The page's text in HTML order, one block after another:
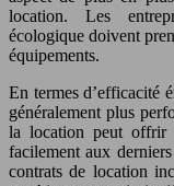
location. Les
écologique doivent
équipements.
En termes d’efficacité
généralement plus
la location peut offrir
facilement aux
contrats de location